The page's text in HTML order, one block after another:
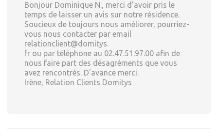
Bonjour Dominique N., merci d'avoir pris le
temps de laisser un avis sur notre résidence.
Soucieux de toujours nous améliorer, pourriez-
vous nous contacter par email
relationclient@domitys.
fr ou par téléphone au 02.47.51.97.00 afin de
nous faire part des désagréments que vous
avez rencontrés. D'avance merci.
Irène, Relation Clients Domitys